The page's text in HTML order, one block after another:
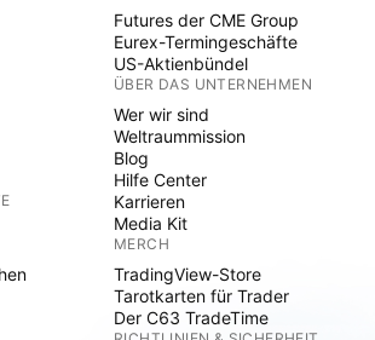
Futures der CME Group
Eurex-Termingeschäfte
US-Aktienbündel
ÜBER DAS UNTERNEHMEN
Wer wir sind
Weltraummission
Blog
Hilfe Center
Karrieren
Media Kit
MERCH
TradingView-Store
Tarotkarten für Trader
Der C63 TradeTime